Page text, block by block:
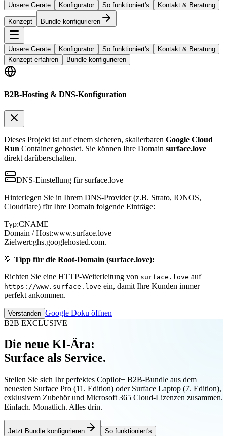
Unsere Geräte Konfigurator So funktioniert's Kontakt & Beratung
Konzept Bundle konfigurieren
Unsere Geräte Konfigurator So funktioniert's
Kontakt & Beratung
Konzept erfahren
Bundle konfigurieren
B2B-Hosting & DNS-Konfiguration
Dieses Projekt ist auf einem sicheren, skalierbaren Google Cloud
Run Container gehostet. Sie können Ihre Domain surface.love
direkt darüberschalten.
DNS-Einstellung für surface.love
Hinterlegen Sie in Ihrem DNS-Provider (z.B. Strato, IONOS,
Cloudflare) für Ihre Domain folgende Einträge:
Typ:CNAME
Domain / Host:www.surface.love
Zielwert:ghs.googlehosted.com.
💡 Tipp für die Root-Domain (surface.love):
Richten Sie eine HTTP-Weiterleitung von surface.love auf
https://www.surface.love ein, damit Ihre Kunden immer
perfekt ankommen.
Verstanden Google Doku öffnen
B2B EXCLUSIVE
Die neue KI-Ära:
Surface als Service.
Stellen Sie sich Ihr perfektes Copilot+ B2B-Bundle aus dem
neuesten Surface Pro (11. Edition) oder Surface Laptop (7. Edition),
exklusivem Zubehör und Microsoft 365 Cloud-Lizenzen zusammen.
Einfach. Monatlich. Alles drin.
Jetzt Bundle konfigurieren So funktioniert's